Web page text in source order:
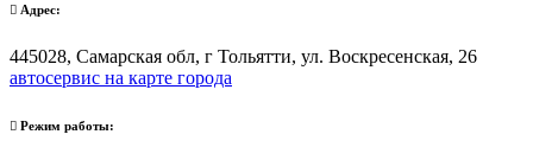
Адрес:
445028, Самарская обл, г Тольятти, ул. Воскресенская, 26
автосервис на карте города
Режим работы: